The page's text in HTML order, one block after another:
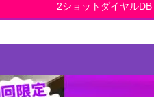
2ショットダイヤルDB